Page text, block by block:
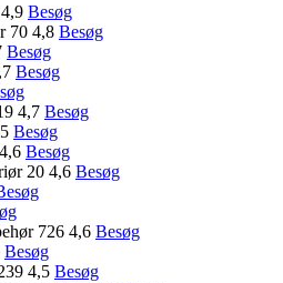
Besøg
70 4,8 Besøg
Besøg
Besøg
4,7 Besøg
Besøg
Besøg
20 4,6 Besøg
726 4,6 Besøg
Besøg
4,5 Besøg